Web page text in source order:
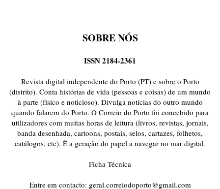
SOBRE NÓS
ISSN 2184-2361
Revista digital independente do Porto (PT) e sobre o Porto
(distrito). Conta histórias de vida (pessoas e coisas) de um mundo
à parte (físico e noticioso). Divulga notícias do outro mundo
quando falarem do Porto. O Correio do Porto foi concebido para
utilizadores com muitas horas de leitura (livros, revistas, jornais,
banda desenhada, cartoons, postais, selos, cartazes, folhetos,
catálogos, etc). É a geração do papel a navegar no mar digital.
Ficha Técnica
Entre em contacto: geral.correiodoporto@gmail.com